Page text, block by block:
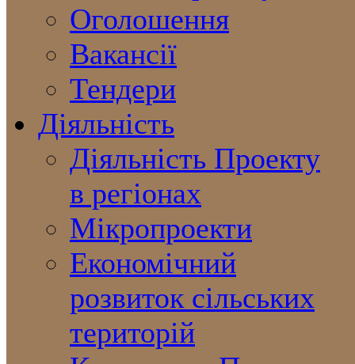
Оголошення
Вакансії
Тендери
Діяльність
Діяльність Проекту
в регіонах
Мікропроекти
Економічний
розвиток сільських
територій